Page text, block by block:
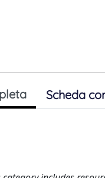
Scheda